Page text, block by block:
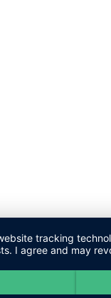
tracking
I agree and may